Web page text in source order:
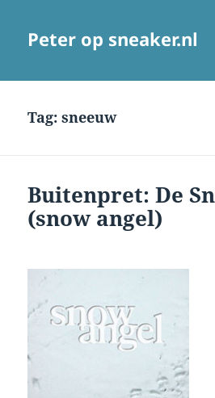
Peter op sneaker.nl
Tag:sneeuw
Buitenpret: De
(snow angel)